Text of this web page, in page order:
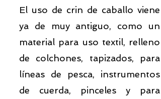
El uso de crin de caballo viene
ya de muy antiguo, como un
material para uso textil, relleno
de colchones, tapizados, para
líneas de pesca, instrumentos
de cuerda, pinceles y para